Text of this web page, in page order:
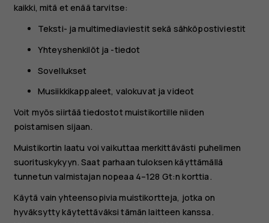
kaikki, mitä et enää tarvitse:
Teksti- ja multimediaviestit sekä sähköpostiviestit
Yhteyshenkilöt ja -tiedot
Sovellukset
Musiikkikappaleet, valokuvat ja videot
Voit myös siirtää tiedostot muistikortille niiden
poistamisen sijaan.
Muistikortin laatu voi vaikuttaa merkittävästi puhelimen
suorituskykyyn. Saat parhaan tuloksen käyttämällä
tunnetun valmistajan nopeaa 4–128 Gt:n korttia.
Käytä vain yhteensopivia muistikortteja, jotka on
hyväksytty käytettäväksi tämän laitteen kanssa.